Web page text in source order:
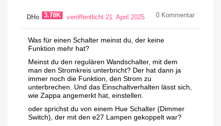
DHo 3.78K veröffentlicht 21. April 2025 0 Kommentar
Was für einen Schalter meinst du, der keine
Funktion mehr hat?
Meinst du den regulären Wandschalter, mit dem
man den Stromkreis unterbricht? Der hat dann ja
immer noch die Funktion, den Strom zu
unterbrechen. Und das Einschaltverhalten lässt sich,
wie Zappa angemerkt hat, einstellen.
oder sprichst du von einem Hue Schalter (Dimmer
Switch), der mit den e27 Lampen gekoppelt war?